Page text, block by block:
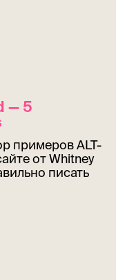
— 5
примеров ALT-
от Whitney
писать